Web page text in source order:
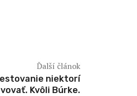
Ďalší článok
niektorí
Kvôli Búrke.